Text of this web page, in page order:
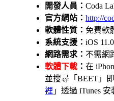
開發人員： Coda
官方網站： http://
軟體性質： 免費軟
系統支援： iOS
網路需求： 不需網
軟體下載 ： 在
並搜尋「BEET」
裡 」透過 iTunes 安